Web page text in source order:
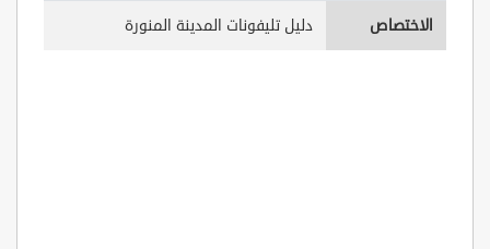
الاختصاص دليل تليفونات المدينة المنورة